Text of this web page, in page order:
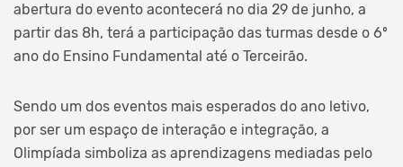
abertura do evento acontecerá no dia 29 de junho, a
partir das 8h, terá a participação das turmas desde o 6º
ano do Ensino Fundamental até o Terceirão.
Sendo um dos eventos mais esperados do ano letivo,
por ser um espaço de interação e integração, a
Olimpíada simboliza as aprendizagens mediadas pelo